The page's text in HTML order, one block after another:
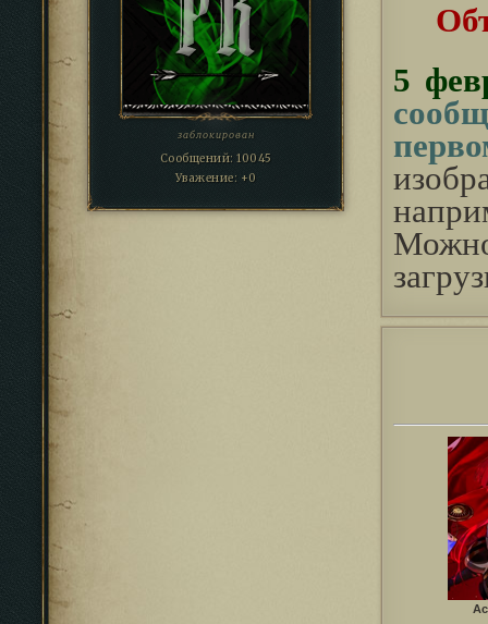
заблокирован
Сообщений: 10045
Уважение: +0
5